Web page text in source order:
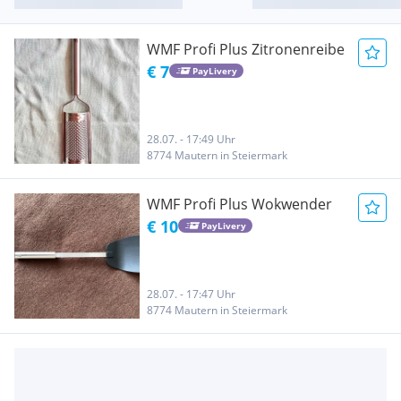
WMF Profi Plus Zitronenreibe
€ 7 PayLivery
28.07. - 17:49 Uhr
8774 Mautern in Steiermark
WMF Profi Plus Wokwender
€ 10 PayLivery
28.07. - 17:47 Uhr
8774 Mautern in Steiermark